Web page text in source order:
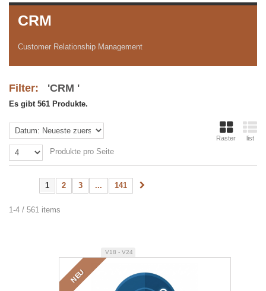
CRM
Customer Relationship Management
Filter: 'CRM '
Es gibt 561 Produkte.
Raster list
Produkte pro Seite
1 2 3 ... 141
1-4 / 561 items
NEU
V18 - V24